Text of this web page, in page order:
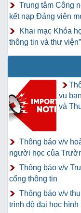
Trung tâm Công
kết nạp Đảng viên
Khai mạc Khóa
thông tin và thư viện”
vụ
và
Thông báo v/v
người học của
Thông báo v/v
cổng thông tin
Thông báo v/v
trình độ đại học